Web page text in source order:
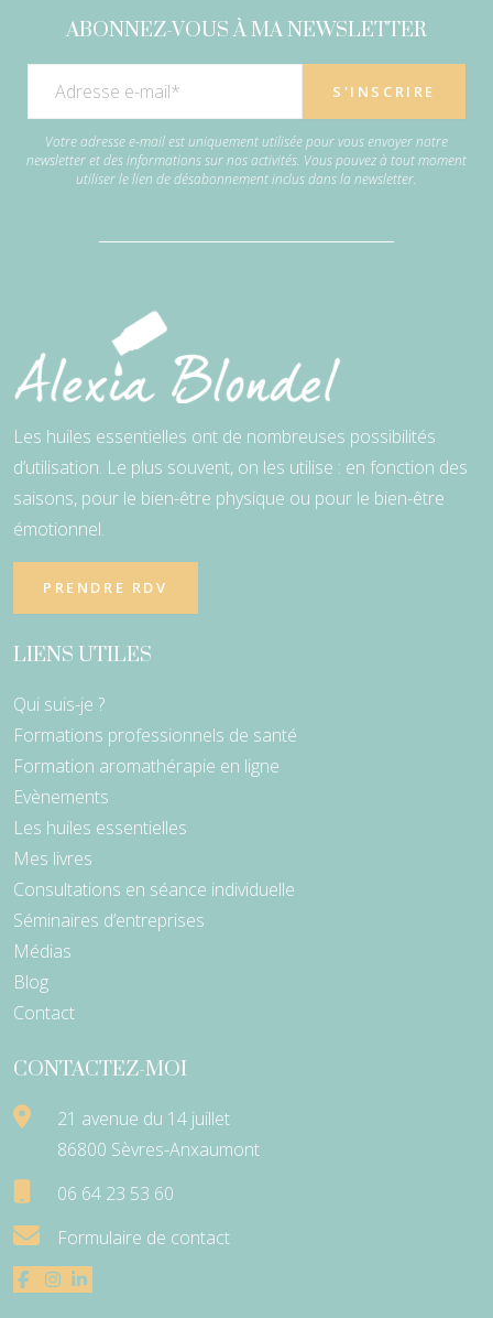
ABONNEZ-VOUS À MA NEWSLETTER
Votre adresse e-mail est uniquement utilisée pour vous envoyer notre
newsletter et des informations sur nos activités. Vous pouvez à tout moment
utiliser le lien de désabonnement inclus dans la newsletter.
Les huiles essentielles ont de nombreuses possibilités
d’utilisation. Le plus souvent, on les utilise : en fonction des
saisons, pour le bien-être physique ou pour le bien-être
émotionnel.
PRENDRE RDV
LIENS UTILES
Qui suis-je ?
Formations professionnels de santé
Formation aromathérapie en ligne
Evènements
Les huiles essentielles
Mes livres
Consultations en séance individuelle
Séminaires d’entreprises
Médias
Blog
Contact
CONTACTEZ-MOI
21 avenue du 14 juillet
86800 Sèvres-Anxaumont
06 64 23 53 60
Formulaire de contact